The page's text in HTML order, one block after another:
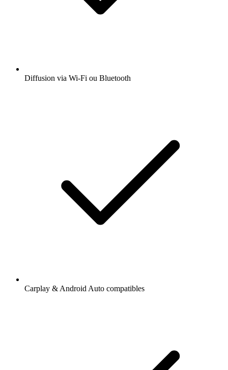
Diffusion via Wi-Fi ou Bluetooth
Carplay & Android Auto compatibles